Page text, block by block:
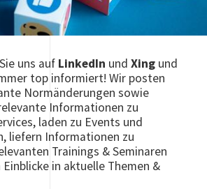
uns auf LinkedIn und Xingund
top informiert! Wir posten
Normänderungen sowie
Informationen zu
laden zu Events und
liefern Informationen zu
Trainings & Seminaren
Einblicke in aktuelle Themen &